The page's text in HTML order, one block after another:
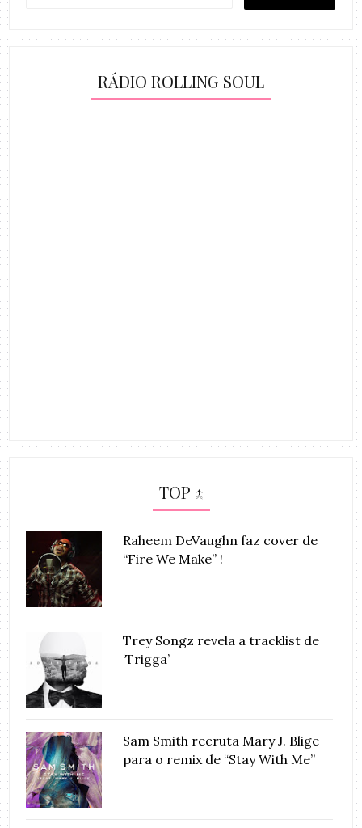
RÁDIO ROLLING SOUL
TOP ↑
Raheem DeVaughn faz cover de
“Fire We Make” !
Trey Songz revela a tracklist de
‘Trigga’
Sam Smith recruta Mary J. Blige
para o remix de “Stay With Me”